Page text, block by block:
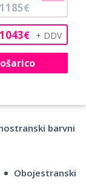
1043€
1185€
barvni
Obojestranski